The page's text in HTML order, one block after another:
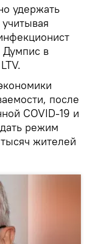
удержать
Думпис в
после
COVID-19 и
режим
жителей